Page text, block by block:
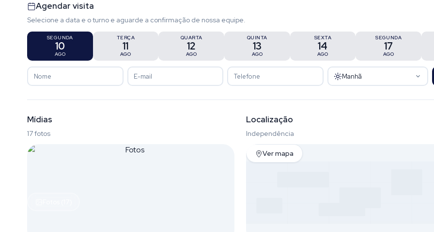
Agendar visita
Selecione a data e o turno e aguarde a confirmação de nossa equipe.
SEGUNDA
10
AGO
TERÇA
11
AGO
QUARTA
12
AGO
QUINTA
13
AGO
SEXTA
14
AGO
SEGUNDA
17
AGO
Manhã
Mídias
17 fotos
Localização
Independência
Ver mapa